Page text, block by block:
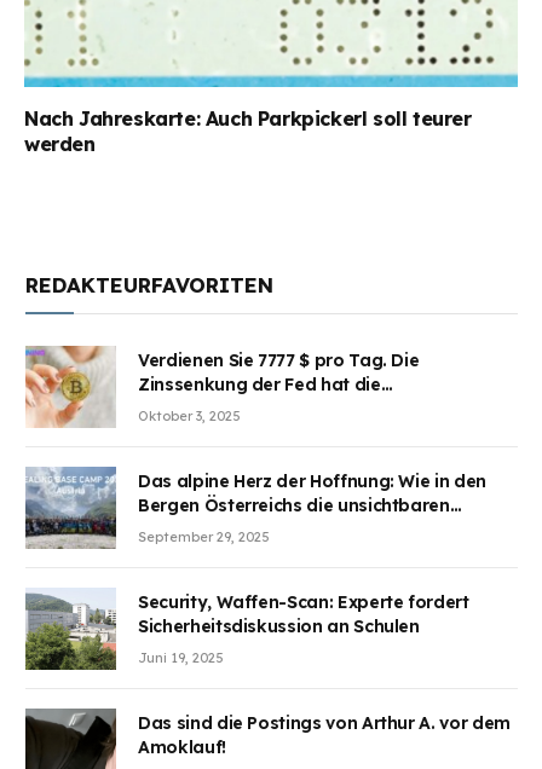
Nach Jahreskarte: Auch Parkpickerl soll teurer
werden
REDAKTEURFAVORITEN
Verdienen Sie 7777 $ pro Tag. Die
Zinssenkung der Fed hat die
Aufmerksamkeit des Marktes erregt.
Oktober 3, 2025
Das alpine Herz der Hoffnung: Wie in den
Bergen Österreichs die unsichtbaren
Wunden des Kriegesheilen
September 29, 2025
Security, Waffen-Scan: Experte fordert
Sicherheitsdiskussion an Schulen
Juni 19, 2025
Das sind die Postings von Arthur A. vor dem
Amoklauf!